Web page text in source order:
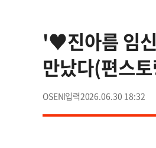
'♥진아름 임
만났다(편스
OSEN 2026.06.30 18:32